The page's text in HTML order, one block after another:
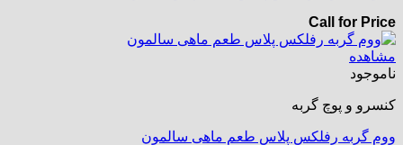
Call for Price
مشاهده
ناموجود
کنسرو و پوچ گربه
ووم گربه رفلکس پلاس طعم ماهی سالمون